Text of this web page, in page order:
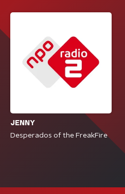
JENNY
Desperados of the FreakFire